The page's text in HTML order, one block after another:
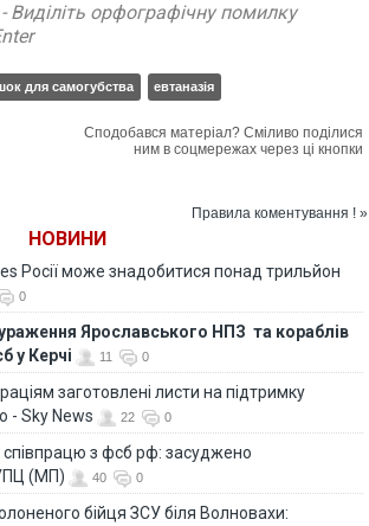
орфографічну помилку
для самогубства евтаназія
Сподобався матеріал? Сміливо поділися
ним в соцмережах через ці кнопки
Правила коментування ! »
НОВИНИ
Росії може знадобитися понад трильйон
0
Ярославського НПЗ та кораблів
у Керчі
11 0
заготовлені листи на підтримку
- Sky News
22 0
співпрацю з фсб рф: засуджено
(МП)
40 0
бійця ЗСУ біля Волновахи: